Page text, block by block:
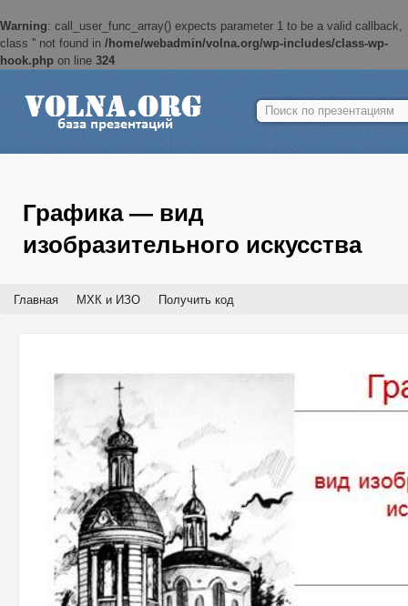
Warning: call_user_func_array() expects parameter 1 to be a valid callback,
class '' not found in /home/webadmin/volna.org/wp-includes/class-wp-
hook.php on line 324
Найти:
Графика — вид
изобразительного искусства
Главная МХК и ИЗО Получить код